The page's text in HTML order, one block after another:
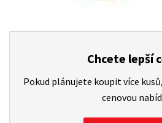
Chcete lepší
Pokud plánujete koupit více
cenovou